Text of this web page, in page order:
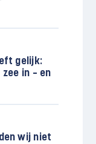
gelijk:
in – en
wij niet